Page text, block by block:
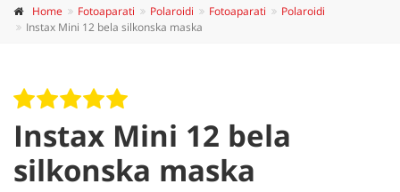
Home Fotoaparati Polaroidi Fotoaparati
Polaroidi
Instax Mini 12 bela silkonska maska
Instax Mini 12 bela
silkonska maska